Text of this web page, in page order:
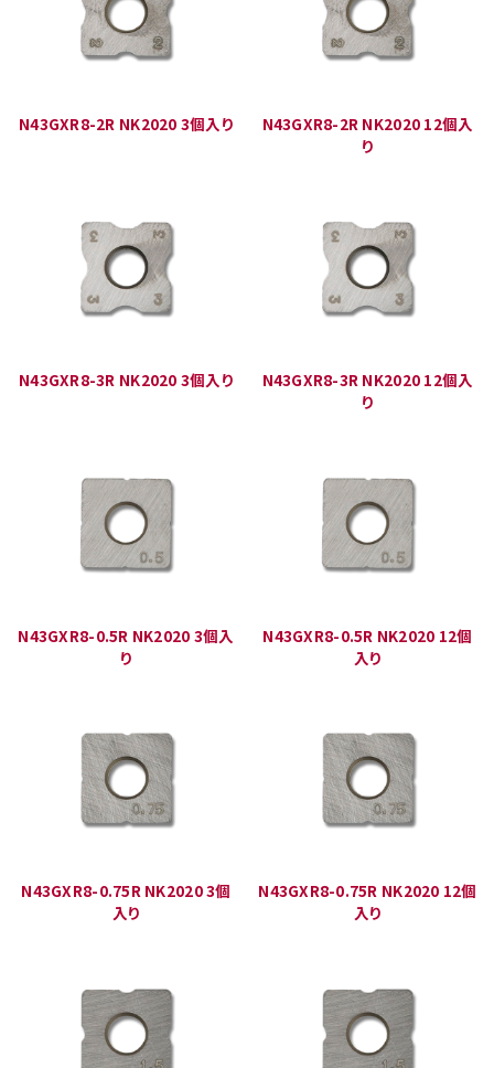
N43GXR8-2R NK2020 3個入り
N43GXR8-2R NK2020 12個入
り
N43GXR8-3R NK2020 3個入り
N43GXR8-3R NK2020 12個入
り
N43GXR8-0.5R NK2020 3個入
り
N43GXR8-0.5R NK2020 12個
入り
N43GXR8-0.75R NK2020 3個
入り
N43GXR8-0.75R NK2020 12個
入り